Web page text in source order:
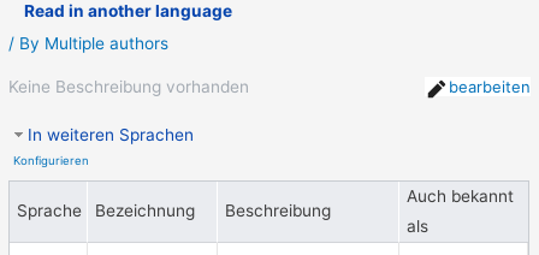
Read in another language
/ By Multiple authors
Keine Beschreibung vorhanden bearbeiten
In weiteren Sprachen
Konfigurieren
Sprache Bezeichnung Beschreibung
Auch bekannt
als